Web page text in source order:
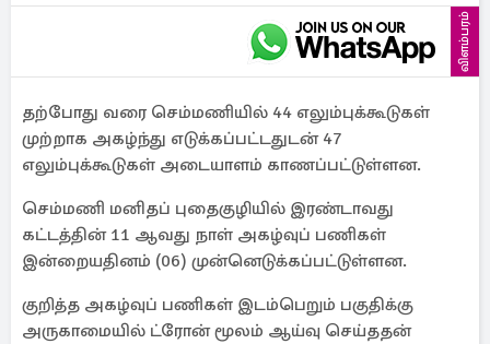
விளம்பரம்
தற்போது வரை செம்மணியில் 44 எலும்புக்கூடுகள்
முற்றாக அகழ்ந்து எடுக்கப்பட்டதுடன் 47
எலும்புக்கூடுகள் அடையாளம் காணப்பட்டுள்ளன.
செம்மணி மனிதப் புதைகுழியில் இரண்டாவது
கட்டத்தின் 11 ஆவது நாள் அகழ்வுப் பணிகள்
இன்றையதினம் (06) முன்னெடுக்கப்பட்டுள்ளன.
குறித்த அகழ்வுப் பணிகள் இடம்பெறும் பகுதிக்கு
அருகாமையில் ட்ரோன் மூலம் ஆய்வு செய்ததன்